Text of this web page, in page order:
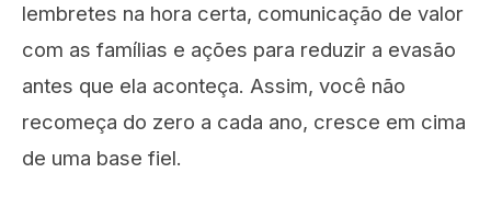
lembretes na hora certa, comunicação de valor
com as famílias e ações para reduzir a evasão
antes que ela aconteça. Assim, você não
recomeça do zero a cada ano, cresce em cima
de uma base fiel.